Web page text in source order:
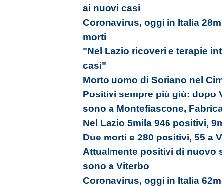
ai nuovi casi
Coronavirus, oggi in Italia
morti
"Nel Lazio ricoveri e terapie
casi"
Morto uomo di Soriano nel
Positivi sempre più giù: dopo
sono a Montefiascone,
Nel Lazio 5mila 946 positivi,
Due morti e 280 positivi, 55 a
Attualmente positivi di nuovo
sono a Viterbo
Coronavirus, oggi in Italia